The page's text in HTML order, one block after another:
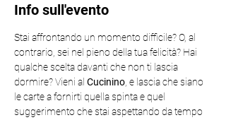
Info sull'evento
Stai affrontando un momento difficile? O, al
contrario, sei nel pieno della tua felicità? Hai
qualche scelta davanti che non ti lascia
dormire? Vieni al Cucinino , e lascia che siano
le carte a fornirti quella spinta e quel
suggerimento che stai aspettando da tempo